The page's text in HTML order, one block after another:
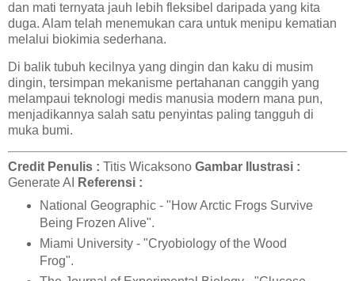
dan mati ternyata jauh lebih fleksibel daripada yang kita
duga. Alam telah menemukan cara untuk menipu kematian
melalui biokimia sederhana.
Di balik tubuh kecilnya yang dingin dan kaku di musim
dingin, tersimpan mekanisme pertahanan canggih yang
melampaui teknologi medis manusia modern mana pun,
menjadikannya salah satu penyintas paling tangguh di
muka bumi.
Credit Penulis : Titis Wicaksono Gambar Ilustrasi :
Generate AI
Referensi :
National Geographic - "How Arctic Frogs Survive
Being Frozen Alive".
Miami University - "Cryobiology of the Wood
Frog".